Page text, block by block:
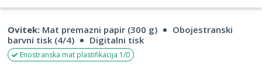
Ovitek: Mat premazni papir (300 g)
Obojestranski
barvni tisk (4/4)
Digitalni tisk
Enostranska mat plastifikacija 1/0